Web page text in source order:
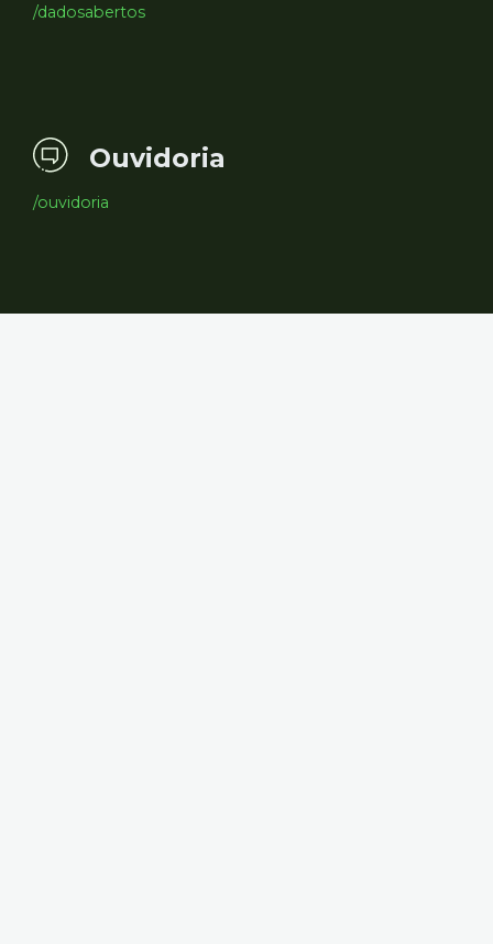
/dadosabertos
Ouvidoria
/ouvidoria